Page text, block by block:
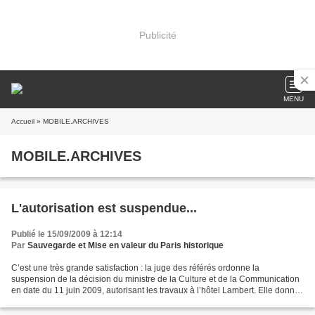
Publicité
MENU
Accueil » MOBILE.ARCHIVES
MOBILE.ARCHIVES
L'autorisation est suspendue...
Publié le 15/09/2009 à 12:14
Par Sauvegarde et Mise en valeur du Paris historique
C’est une très grande satisfaction : la juge des référés ordonne la
suspension de la décision du ministre de la Culture et de la Communication
en date du 11 juin 2009, autorisant les travaux à l’hôtel Lambert. Elle donne